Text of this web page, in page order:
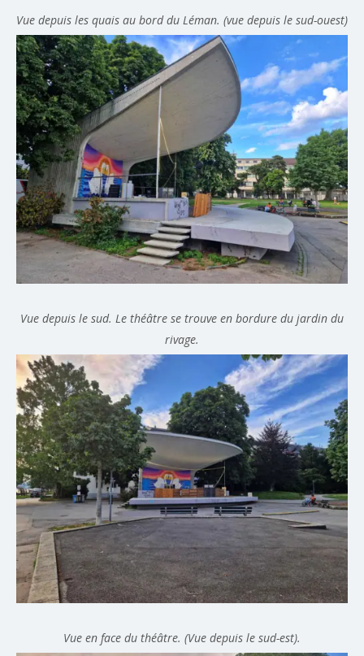
Vue depuis les quais au bord du Léman. (vue depuis le sud-ouest)
Vue depuis le sud. Le théâtre se trouve en bordure du jardin du
rivage.
Vue en face du théâtre. (Vue depuis le sud-est).